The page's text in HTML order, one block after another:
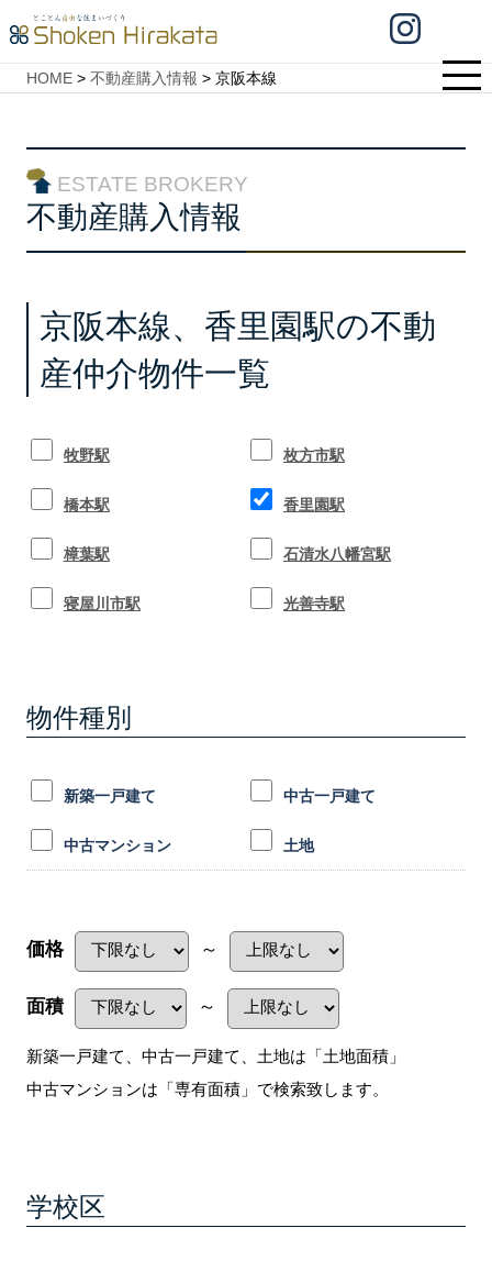
HOME> 不動産購入情報 > 京阪本線
ESTATE BROKERY
不動産購入情報
京阪本線、香里園駅の不動
産仲介物件一覧
牧野駅 枚方市駅
橋本駅 香里園駅
樟葉駅 石清水八幡宮駅
寝屋川市駅 光善寺駅
物件種別
新築一戸建て 中古一戸建て
中古マンション 土地
価格 ～
面積 ～
新築一戸建て、中古一戸建て、土地は「土地面積」
中古マンションは「専有面積」で検索致します。
学校区